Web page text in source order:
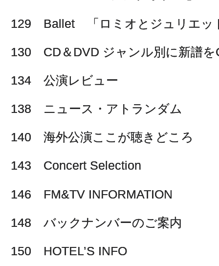
129 Ballet 「ロミオとジュリエッ
130 CD＆DVD ジャンル別に新譜を
134 公演レビュー
138 ニュース・アトランダム
140 海外公演ここが聴きどころ
143 Concert Selection
146 FM&TV INFORMATION
148 バックナンバーのご案内
150 HOTEL’S INFO